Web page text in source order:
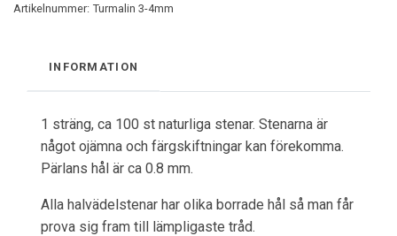
Artikelnummer: Turmalin 3-4mm
INFORMATION
1 sträng, ca 100 st naturliga stenar. Stenarna är
något ojämna och färgskiftningar kan förekomma.
Pärlans hål är ca 0.8 mm.
Alla halvädelstenar har olika borrade hål så man får
prova sig fram till lämpligaste tråd.